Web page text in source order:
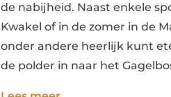
de nabijheid. Naast enkele
Kwakel of in de zomer in de
onder andere heerlijk kunt
de polder in naar het